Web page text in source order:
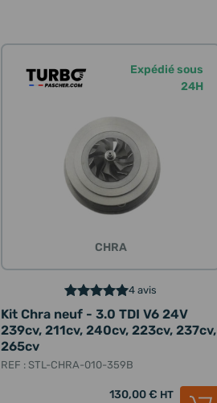
Expédié sous
24H
CHRA
4 avis
Kit Chra neuf - 3.0 TDI V6 24V
239cv, 211cv, 240cv, 223cv, 237cv,
265cv
REF : STL-CHRA-010-359B
130,00 € HT